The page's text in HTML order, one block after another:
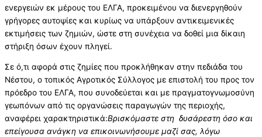
ενεργειών εκ μέρους του ΕΛΓΑ, προκειμένου να διενεργηθούν
γρήγορες αυτοψίες και κυρίως να υπάρξουν αντικειμενικές
εκτιμήσεις των ζημιών, ώστε στη συνέχεια να δοθεί μια δίκαιη
στήριξη όσων έχουν πληγεί.
Σε ό,τι αφορά στις ζημίες που προκλήθηκαν στην πεδιάδα του
Νέστου, ο τοπικός Αγροτικός Σύλλογος με επιστολή του προς τον
πρόεδρο του ΕΛΓΑ, που συνοδεύεται και με πραγματογνωμοσύνη
γεωπόνων από τις οργανώσεις παραγωγών της περιοχής,
αναφέρει χαρακτηριστικά:Βρισκόμαστε στη δυσάρεστη όσο και
επείγουσα ανάγκη να επικοινωνήσουμε μαζί σας, λόγω